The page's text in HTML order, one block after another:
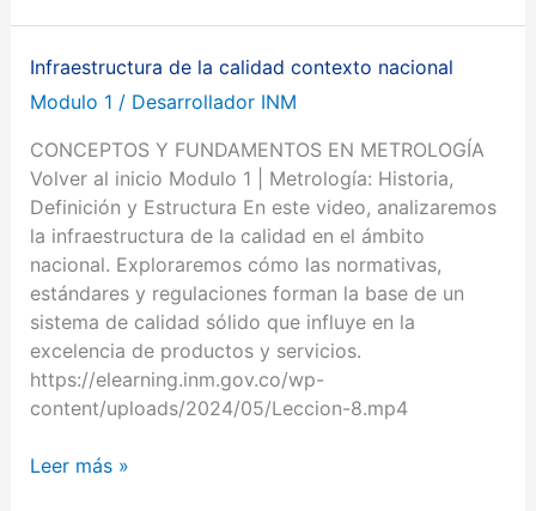
Infraestructura de la calidad contexto nacional
Modulo 1 / Desarrollador INM
CONCEPTOS Y FUNDAMENTOS EN METROLOGÍA
Volver al inicio Modulo 1 | Metrología: Historia,
Definición y Estructura En este video, analizaremos
la infraestructura de la calidad en el ámbito
nacional. Exploraremos cómo las normativas,
estándares y regulaciones forman la base de un
sistema de calidad sólido que influye en la
excelencia de productos y servicios.
https://elearning.inm.gov.co/wp-
content/uploads/2024/05/Leccion-8.mp4
Infraestructura
de
calidad
contexto
nacional
Leer más »